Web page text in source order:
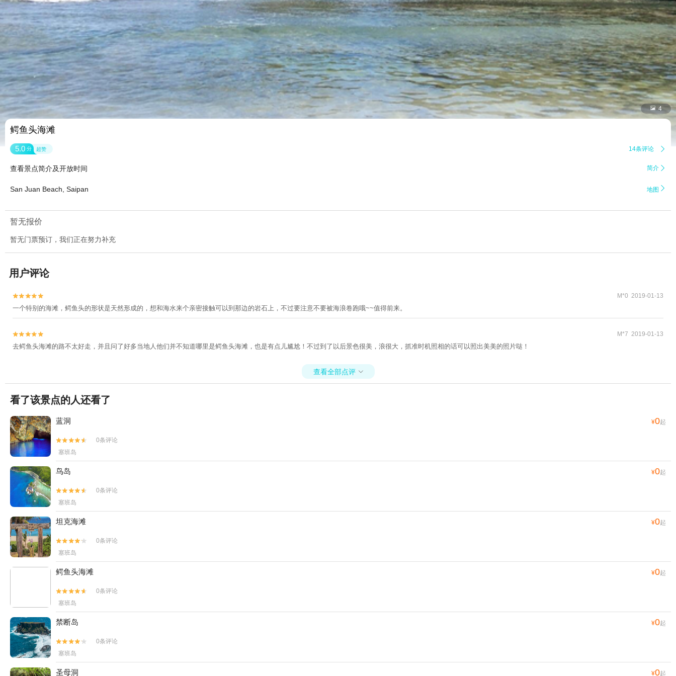
 4
鳄鱼头海滩
5.0 分 超赞 14条评论 
查看景点简介及开放时间 简介 
San Juan Beach, Saipan 地图 
暂无报价
暂无门票预订，我们正在努力补充
用户评论

 M*0 2019-01-13
一个特别的海滩，鳄鱼头的形状是天然形成的，想和海水来个亲密接触可以到那边的岩石上，不过要注意不要被海浪卷跑哦~~值得前来。

 M*7 2019-01-13
去鳄鱼头海滩的路不太好走，并且问了好多当地人他们并不知道哪里是鳄鱼头海滩，也是有点儿尴尬！不过到了以后景色很美，浪很大，抓准时机照相的话可以照出美美的照片哒！
查看全部点评 
看了该景点的人还看了
蓝洞 ¥0起


0条评论
塞班岛
鸟岛 ¥0起


0条评论
塞班岛
坦克海滩 ¥0起


0条评论
塞班岛
鳄鱼头海滩 ¥0起


0条评论
塞班岛
禁断岛 ¥0起


0条评论
塞班岛
圣母洞 ¥0起